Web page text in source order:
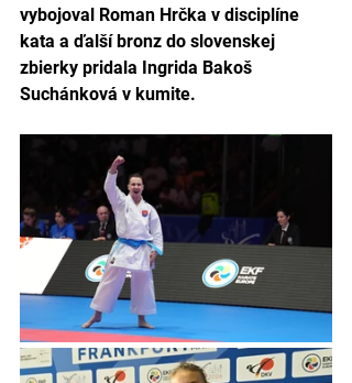
vybojoval Roman Hrčka v disciplíne
kata a ďalší bronz do slovenskej
zbierky pridala Ingrida Bakoš
Suchánková v kumite.